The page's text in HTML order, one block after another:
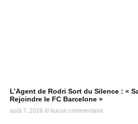
L’Agent de Rodri Sort du Silence : «
Rejoindre le FC Barcelone »
août 7, 2026 Aucun commentaire